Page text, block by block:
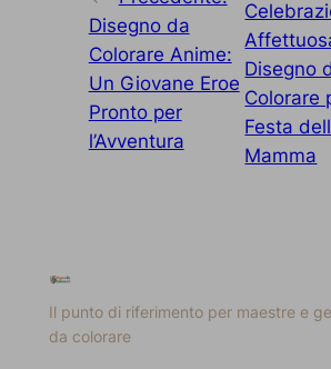
Disegno da
Colorare Anime:
Un Giovane Eroe
Pronto per
l’Avventura
Disegno
Colorare
Festa
Mamma
Il punto di riferimento per maestre e
da colorare